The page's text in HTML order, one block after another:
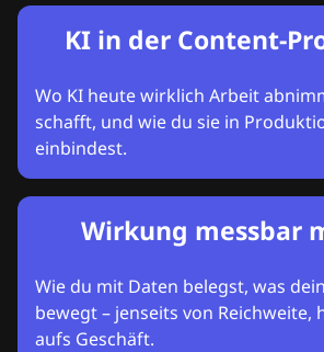
KI in der Content-
Wo KI heute wirklich Arbeit
schafft, und wie du sie in
einbindest.
Wirkung messbar
Wie du mit Daten belegst, was
bewegt – jenseits von Reichweite,
aufs Geschäft.